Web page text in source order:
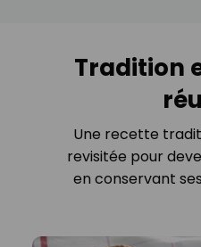
Tradition
Une recette
revisitée pour
en conservant